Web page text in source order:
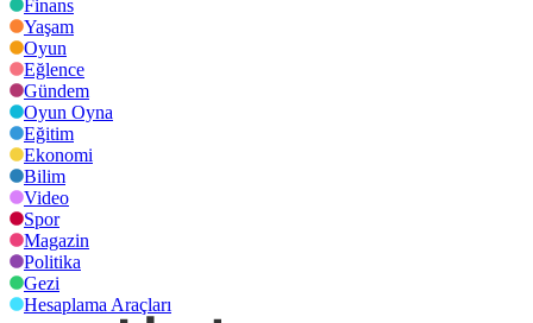
Finans
Yaşam
Oyun
Eğlence
Gündem
Oyun Oyna
Eğitim
Ekonomi
Bilim
Video
Spor
Magazin
Politika
Gezi
Hesaplama Araçları